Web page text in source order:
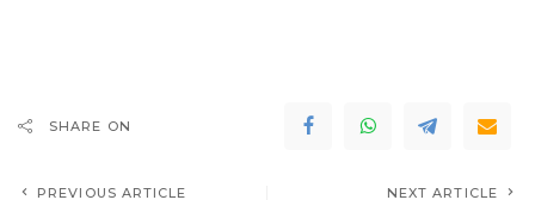
SHARE ON
PREVIOUS ARTICLE NEXT ARTICLE